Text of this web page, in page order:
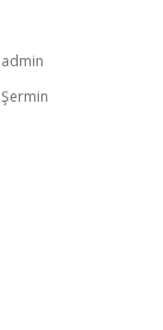
admin
Şermin